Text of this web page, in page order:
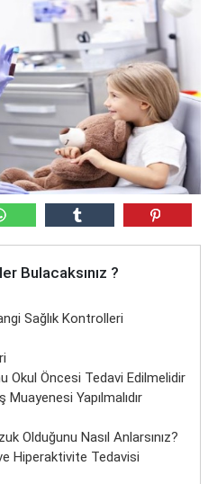
Bulacaksınız ?
Sağlık Kontrolleri
Okul Öncesi Tedavi Edilmelidir
Yapılmalıdır
Olduğunu Nasıl Anlarsınız?
Hiperaktivite Tedavisi